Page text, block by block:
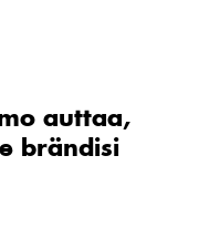
auttaa,
brändisi